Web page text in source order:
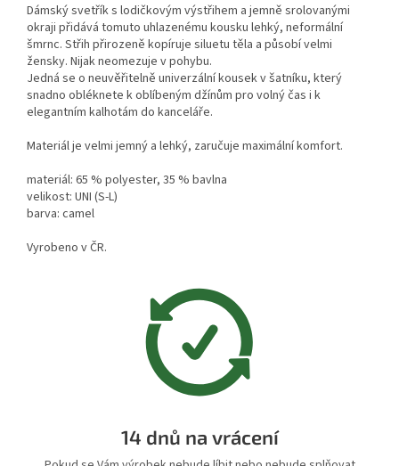
Dámský svetřík s lodičkovým výstřihem a jemně srolovanými
okraji přidává tomuto uhlazenému kousku lehký, neformální
šmrnc. Střih přirozeně kopíruje siluetu těla a působí velmi
žensky. Nijak neomezuje v pohybu.
Jedná se o neuvěřitelně univerzální kousek v šatníku, který
snadno obléknete k oblíbeným džínům pro volný čas i k
elegantním kalhotám do kanceláře.
Materiál je velmi jemný a lehký, zaručuje maximální komfort.
materiál: 65 % polyester, 35 % bavlna
velikost: UNI (S-L)
barva: camel
Vyrobeno v ČR.
14 dnů na vrácení